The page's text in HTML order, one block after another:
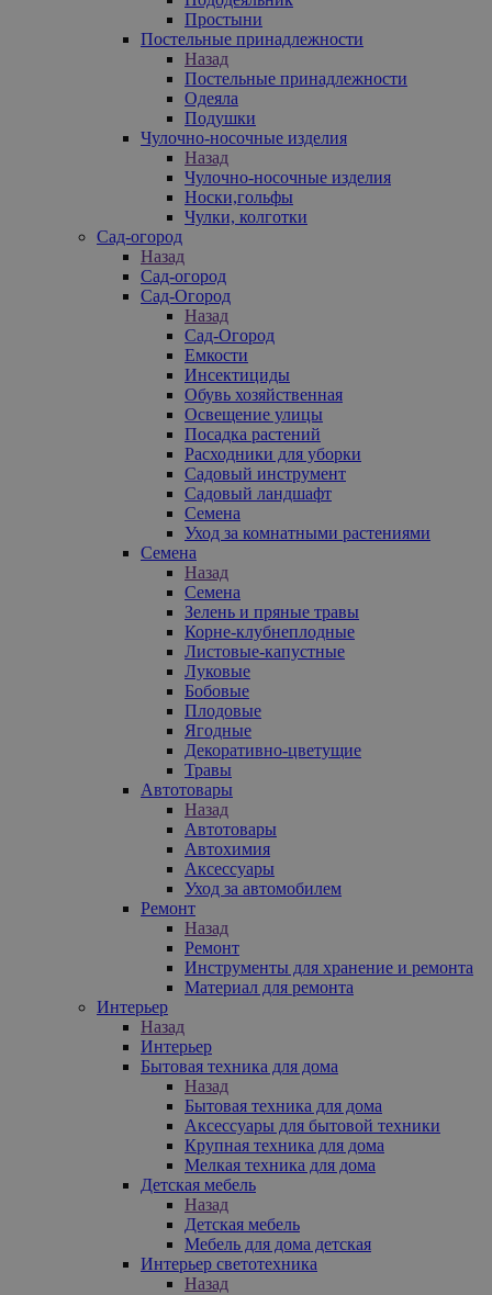
Простыни
Постельные принадлежности
Назад
Постельные принадлежности
Одеяла
Подушки
Чулочно-носочные изделия
Назад
Чулочно-носочные изделия
Носки,гольфы
Чулки, колготки
Сад-огород
Назад
Сад-огород
Сад-Огород
Назад
Сад-Огород
Емкости
Инсектициды
Обувь хозяйственная
Освещение улицы
Посадка растений
Расходники для уборки
Садовый инструмент
Садовый ландшафт
Семена
Уход за комнатными растениями
Семена
Назад
Семена
Зелень и пряные травы
Корне-клубнеплодные
Листовые-капустные
Луковые
Бобовые
Плодовые
Ягодные
Декоративно-цветущие
Травы
Автотовары
Назад
Автотовары
Автохимия
Аксессуары
Уход за автомобилем
Ремонт
Назад
Ремонт
Инструменты для хранение и ремонта
Материал для ремонта
Интерьер
Назад
Интерьер
Бытовая техника для дома
Назад
Бытовая техника для дома
Аксессуары для бытовой техники
Крупная техника для дома
Мелкая техника для дома
Детская мебель
Назад
Детская мебель
Мебель для дома детская
Интерьер светотехника
Назад